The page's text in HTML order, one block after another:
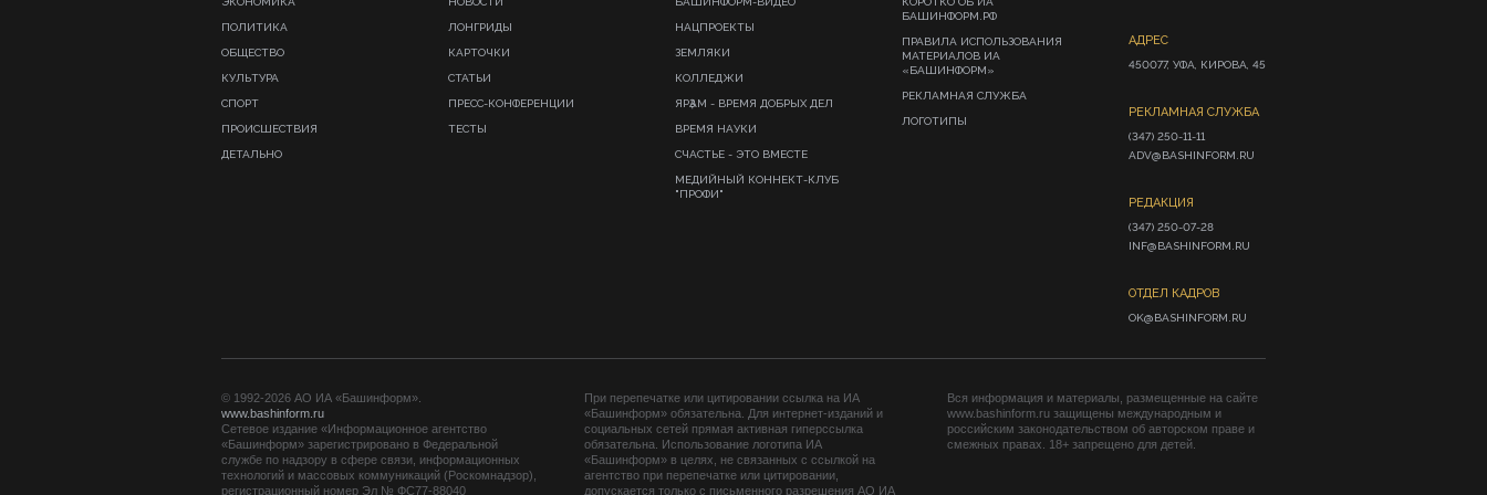
ПОЛИТИКА
ОБЩЕСТВО
КУЛЬТУРА
СПОРТ
ПРОИСШЕСТВИЯ
ДЕТАЛЬНО
ЛОНГРИДЫ
КАРТОЧКИ
СТАТЬИ
ПРЕСС-КОНФЕРЕНЦИИ
ТЕСТЫ
НАЦПРОЕКТЫ
ЗЕМЛЯКИ
КОЛЛЕДЖИ
ЯРҘАМ - ВРЕМЯ ДОБРЫХ ДЕЛ
ВРЕМЯ НАУКИ
СЧАСТЬЕ - ЭТО ВМЕСТЕ
МЕДИЙНЫЙ КОННЕКТ-КЛУБ
"ПРОФИ"
БАШИНФОРМ.РФ
ПРАВИЛА ИСПОЛЬЗОВАНИЯ
МАТЕРИАЛОВ ИА
«БАШИНФОРМ»
РЕКЛАМНАЯ СЛУЖБА
ЛОГОТИПЫ
АДРЕС
450077, УФА, КИРОВА, 45
РЕКЛАМНАЯ СЛУЖБА
(347) 250-11-11
ADV@BASHINFORM.RU
РЕДАКЦИЯ
(347) 250-07-28
INF@BASHINFORM.RU
ОТДЕЛ КАДРОВ
OK@BASHINFORM.RU
© 1992-2026 АО ИА «Башинформ».
www.bashinform.ru
Сетевое издание «Информационное агентство
«Башинформ» зарегистрировано в Федеральной
службе по надзору в сфере связи, информационных
технологий и массовых коммуникаций (Роскомнадзор),
регистрационный номер Эл № ФС77-88040
При перепечатке или цитировании ссылка на ИА
«Башинформ» обязательна. Для интернет-изданий и
социальных сетей прямая активная гиперссылка
обязательна. Использование логотипа ИА
«Башинформ» в целях, не связанных с ссылкой на
агентство при перепечатке или цитировании,
допускается только с письменного разрешения АО ИА
Вся информация и материалы, размещенные на сайте
www.bashinform.ru защищены международным и
российским законодательством об авторском праве и
смежных правах. 18+ запрещено для детей.